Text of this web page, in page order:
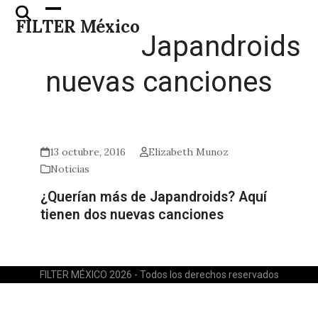
Skip
FILTER México
Open
mobile
Close
mobile
Japandroids
nuevas canciones
13 octubre, 2016
Elizabeth Munoz
Noticias
¿Querían más de Japandroids? Aquí
tienen dos nuevas canciones
FILTER MÉXICO 2026 - Todos los derechos reservados